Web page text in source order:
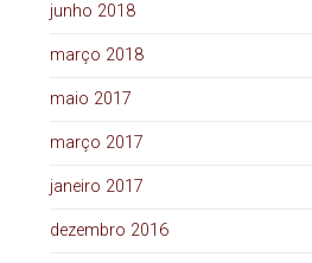
junho 2018
março 2018
maio 2017
março 2017
janeiro 2017
dezembro 2016